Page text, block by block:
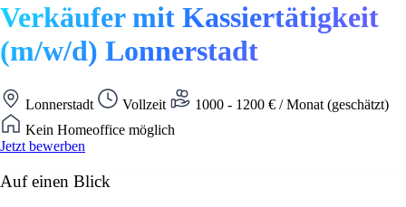
Verkäufer mit Kassiertätigkeit
(m/w/d) Lonnerstadt
Lonnerstadt Vollzeit
1000 - 1200 € / Monat (geschätzt)
Kein Homeoffice möglich
Jetzt bewerben
Auf einen Blick